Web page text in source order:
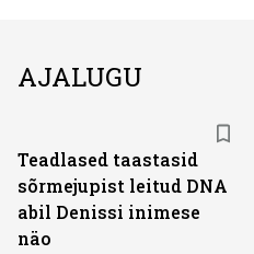
AJALUGU
Teadlased taastasid
sõrmejupist leitud DNA
abil Denissi inimese
näo